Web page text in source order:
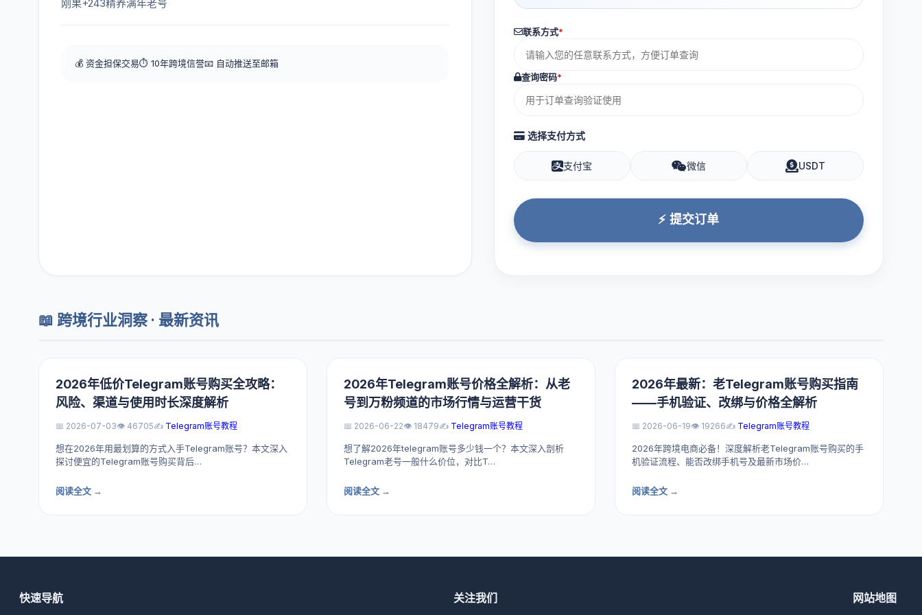
刚果+243精养满年老号
💰 资金担保交易⏱️ 10年跨境信誉📧 自动推送至邮箱
联系方式*
查询密码*
选择支付方式
支付宝 微信 USDT
⚡ 提交订单
📖 跨境行业洞察 · 最新资讯
2026年低价Telegram账号购买全攻略：
风险、渠道与使用时长深度解析
📅 2026-07-03👁️ 46705✍️ Telegram账号教程
想在2026年用最划算的方式入手Telegram账号？本文深入
探讨便宜的Telegram账号购买背后…
阅读全文 →
2026年Telegram账号价格全解析：从老
号到万粉频道的市场行情与运营干货
📅 2026-06-22👁️ 18479✍️ Telegram账号教程
想了解2026年telegram账号多少钱一个？本文深入剖析
Telegram老号一般什么价位，对比T…
阅读全文 →
2026年最新：老Telegram账号购买指南
——手机验证、改绑与价格全解析
📅 2026-06-19👁️ 19266✍️ Telegram账号教程
2026年跨境电商必备！深度解析老Telegram账号购买的手
机验证流程、能否改绑手机号及最新市场价…
阅读全文 →
快速导航 关注我们 网站地图